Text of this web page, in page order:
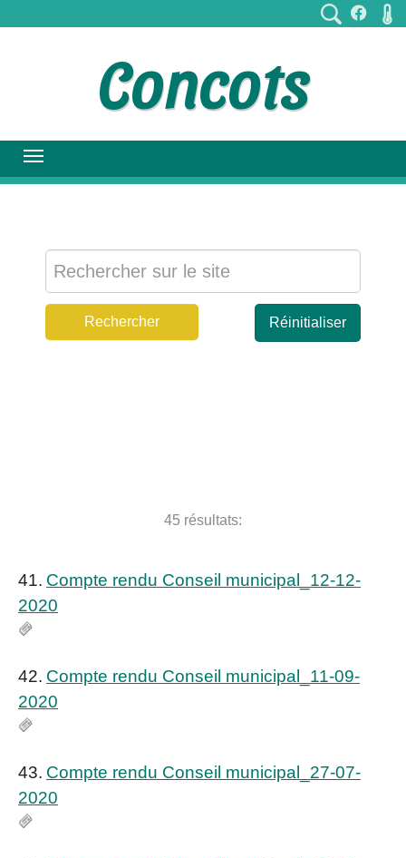
Concots
Réinitialiser
45 résultats:
41. Compte rendu Conseil municipal_12-12-
2020
42. Compte rendu Conseil municipal_11-09-
2020
43. Compte rendu Conseil municipal_27-07-
2020